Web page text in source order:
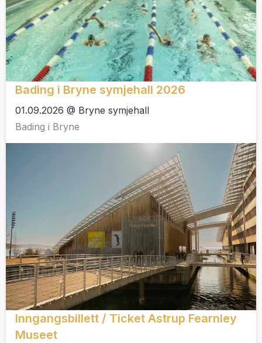
Bading i Bryne symjehall 2026
01.09.2026 @ Bryne symjehall
Bading i Bryne
Inngangsbillett / Ticket Astrup Fearnley
Museet